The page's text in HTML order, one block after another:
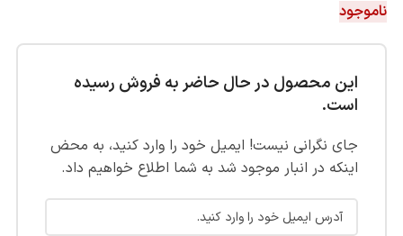
ناموجود
این محصول در حال حاضر به فروش رسیده
است.
جای نگرانی نیست! ایمیل خود را وارد کنید، به محض
اینکه در انبار موجود شد به شما اطلاع خواهیم داد.